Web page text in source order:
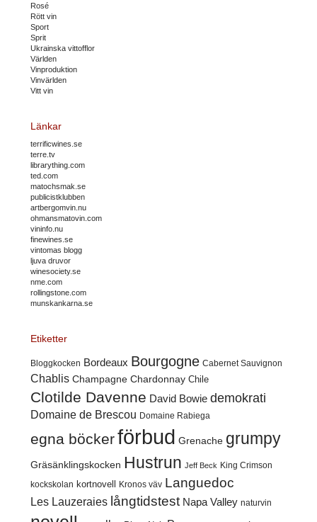
Rosé
Rött vin
Sport
Sprit
Ukrainska vittofflor
Världen
Vinproduktion
Vinvärlden
Vitt vin
Länkar
terrificwines.se
terre.tv
librarything.com
ted.com
matochsmak.se
publicistklubben
artbergomvin.nu
ohmansmatovin.com
vininfo.nu
finewines.se
vintomas blogg
ljuva druvor
winesociety.se
nme.com
rollingstone.com
munskankarna.se
Etiketter
Bloggkocken Bordeaux Bourgogne Cabernet Sauvignon
Chablis Champagne Chardonnay Chile
Clotilde Davenne David Bowie demokrati
Domaine de Brescou Domaine Rabiega
egna böckerförbud Grenache grumpy
Gräsänklingskocken Hustrun Jeff Beck King Crimson
kockskolan kortnovell Kronos väv Languedoc
Les Lauzeraies långtidstest Napa Valley naturvin